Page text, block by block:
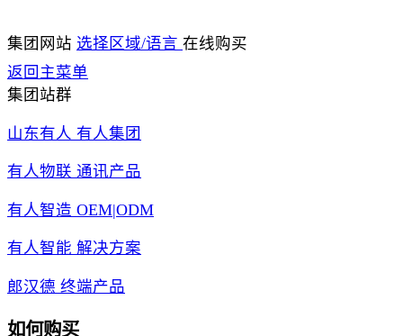
集团网站 选择区域/语言 在线购买
返回主菜单
集团站群
山东有人 有人集团
有人物联 通讯产品
有人智造 OEM|ODM
有人智能 解决方案
郎汉德 终端产品
如何购买